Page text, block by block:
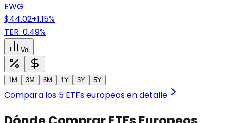
EWG
$44.02+1.15%
TER: 0.49%
Vol
1M 3M 6M 1Y 3Y 5Y
Compara los 5 ETFs europeos en detalle